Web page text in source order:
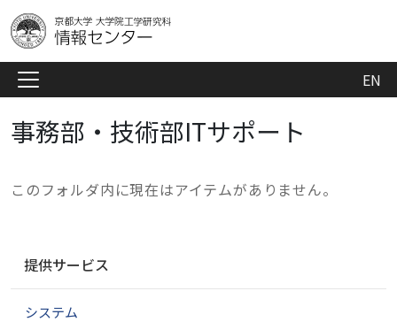
EN
事務部・技術部ITサポート
このフォルダ内に現在はアイテムがありません。
ゲ
提供サービス
システム